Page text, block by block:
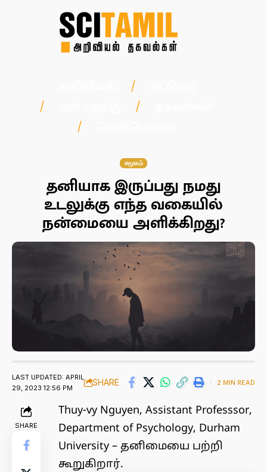
சமூகம்
தனியாக இருப்பது நமது
உடலுக்கு எந்த வகையில்
நன்மையை அளிக்கிறது?
LAST UPDATED: APRIL
29, 2023 12:56 PM
SHARE 2 MIN READ
SHARE
Thuy-vy Nguyen, Assistant Professsor,
Department of Psychology, Durham
University – தனிமையை பற்றி
கூறுகிறார்.